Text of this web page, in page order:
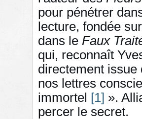
pour pénétrer
lecture, fondée
dans le Faux
qui, reconnaît
directement issue
nos lettres
immortel
[1] ».
percer le secret.